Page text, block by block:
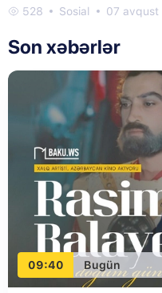
528 Sosial 07 avqust
Son xəbərlər
09:40 Bugün